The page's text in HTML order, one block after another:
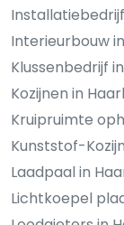
Interieurbouw
Klussenbedrijf
Kozijnen in
Kruipruimte
Kunststof-
Laadpaal in
Lichtkoepel